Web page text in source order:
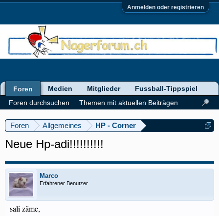
Anmelden oder registrieren
Foren Allgemeines HP - Corner
Neue Hp-adi!!!!!!!!!!
Marco
Erfahrener Benutzer
sali zäme,
Foren
Foren durchsuchen
Themen mit aktuellen Beiträgen
Medien Mitglieder Fussball-Tippspiel